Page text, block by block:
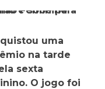
uma
na tarde
sexta
O jogo foi